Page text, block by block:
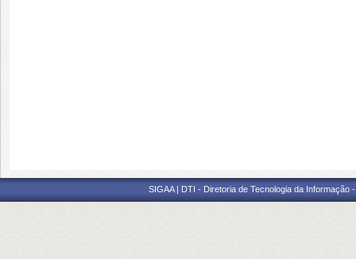
SIGAA | DTI - Diretoria de Tecnologia da